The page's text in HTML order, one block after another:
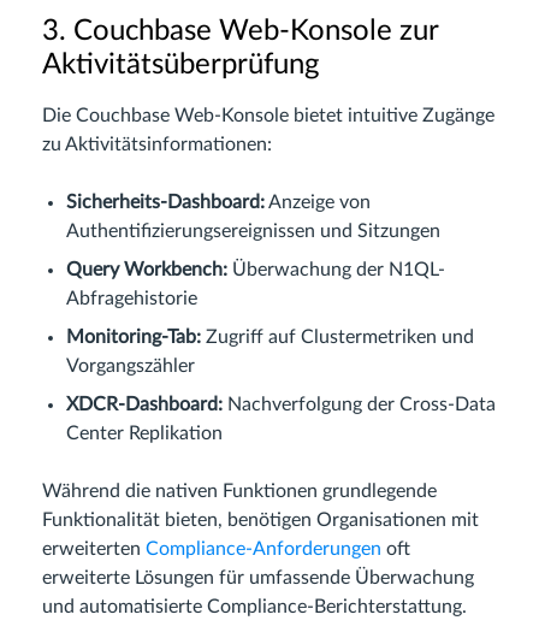
3. Couchbase Web-Konsole zur
Aktivitätsüberprüfung
Die Couchbase Web-Konsole bietet intuitive Zugänge
zu Aktivitätsinformationen:
Sicherheits-Dashboard:Anzeige von
Authentifizierungsereignissen und Sitzungen
Query Workbench: Überwachung der N1QL-
Abfragehistorie
Monitoring-Tab: Zugriff auf Clustermetriken und
Vorgangszähler
XDCR-Dashboard: Nachverfolgung der Cross-Data
Center Replikation
Während die nativen Funktionen grundlegende
Funktionalität bieten, benötigen Organisationen mit
erweiterten Compliance-Anforderungen oft
erweiterte Lösungen für umfassende Überwachung
und automatisierte Compliance-Berichterstattung.